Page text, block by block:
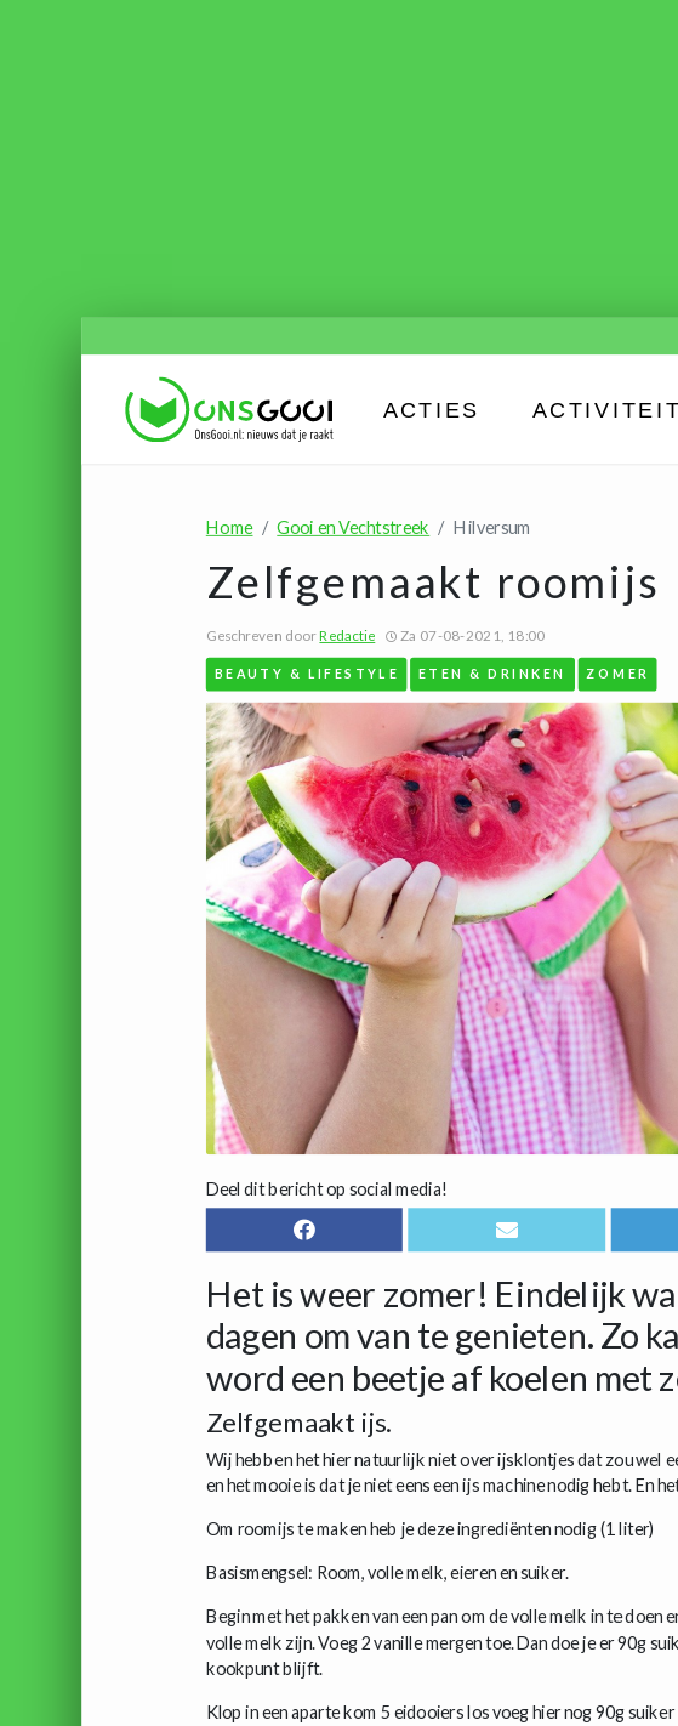
ACTIES
Home Gooi en Vechtstreek Hilversum
Zelfgemaakt roomijs
Geschreven doorRedactie Za 07-08-2021, 18:00
BEAUTY & LIFESTYLE ETEN & DRINKEN ZOMER
Deel dit bericht op social media!
Het is weer zomer! Eindelijk
dagen om van te genieten. Zo
word een beetje af koelen met
Zelfgemaakt ijs.
Wij hebben het hier natuurlijk niet over ijsklontjes dat zou wel
en het mooie is dat je niet eens een ijs machine nodig hebt. En
Om roomijs te maken heb je deze ingrediënten nodig (1 liter)
Basismengsel: Room, volle melk, eieren en suiker.
Begin met het pakken van een pan om de volle melk in te doen
volle melk zijn. Voeg 2 vanille mergen toe. Dan doe je er 90g
kookpunt blijft.
Klop in een aparte kom 5 eidooiers los voeg hier nog 90g